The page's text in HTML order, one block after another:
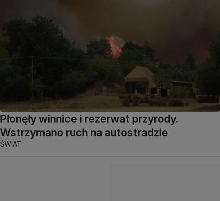
Płonęły winnice i rezerwat przyrody.
Wstrzymano ruch na autostradzie
ŚWIAT